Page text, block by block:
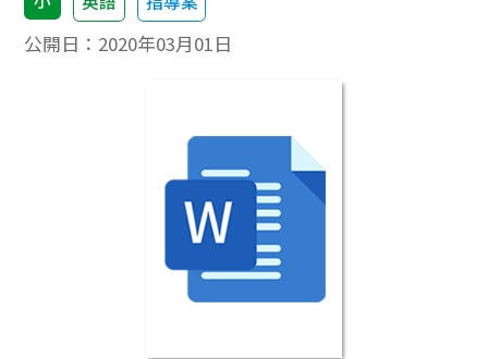
公開日： 2020年03月01日